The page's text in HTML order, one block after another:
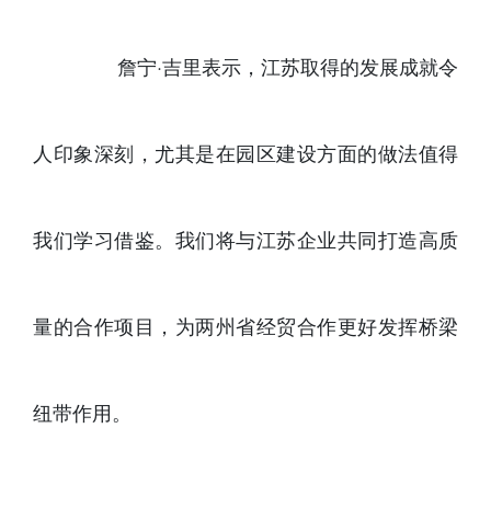
詹宁·吉里表示，江苏取得的发展成就令
人印象深刻，尤其是在园区建设方面的做法值得
我们学习借鉴。我们将与江苏企业共同打造高质
量的合作项目，为两州省经贸合作更好发挥桥梁
纽带作用。